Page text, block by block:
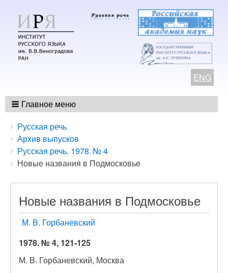
ENG
Главное меню
Breadcrumbs
You
are
here:
Русская речь
Архив выпусков
Русская речь. 1978. № 4
Новые названия в Подмосковье
Новые названия в Подмосковье
М. В. Горбаневский
1978. № 4, 121-125
М. В. Горбаневский, Москва